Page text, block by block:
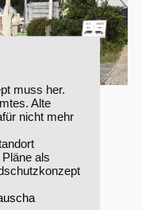
muss her.
Alte
nicht mehr
als